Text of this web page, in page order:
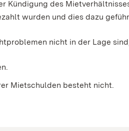
Kündigung des
wurden und dies dazu
nicht in der Lage
Mietschulden besteht nicht.